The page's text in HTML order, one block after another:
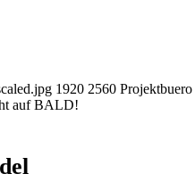
1920 2560 Projektbuero
auf BALD!